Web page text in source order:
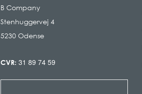
B Company
Stenhuggervej 4
5230 Odense
CVR: 31 89 74 59